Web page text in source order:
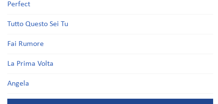
Perfect
Tutto Questo Sei Tu
Fai Rumore
La Prima Volta
Angela